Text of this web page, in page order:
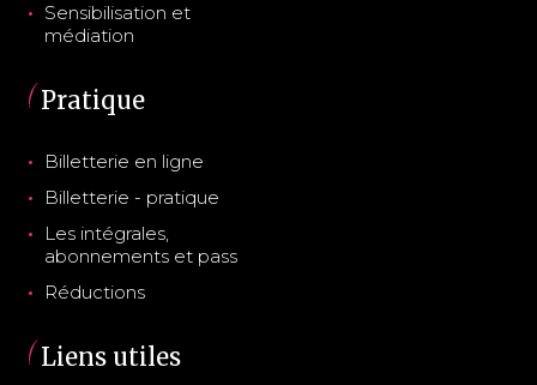
Sensibilisation et
médiation
Pratique
Billetterie en ligne
Billetterie - pratique
Les intégrales,
abonnements et pass
Réductions
Liens utiles